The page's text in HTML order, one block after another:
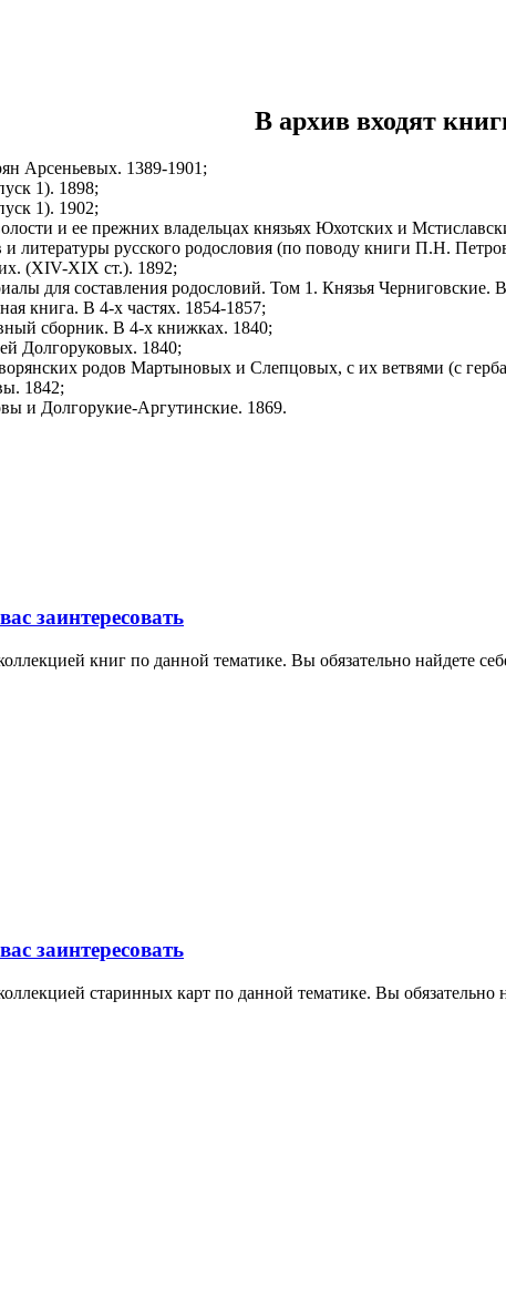
В архив входят
Арсеньевых. 1389-1901;
1). 1898;
1). 1902;
и ее прежних владельцах князьях Юхотских и
литературы русского родословия (по поводу книги П.Н.
(XIV-XIX ст.). 1892;
для составления родословий. Том 1. Князья Черниговские.
книга. В 4-х частях. 1854-1857;
сборник. В 4-х книжках. 1840;
Долгоруковых. 1840;
родов Мартыновых и Слепцовых, с их ветвями (с
1842;
и Долгорукие-Аргутинские. 1869.
заинтересовать
книг по данной тематике. Вы обязательно найдете
заинтересовать
старинных карт по данной тематике. Вы обязательно